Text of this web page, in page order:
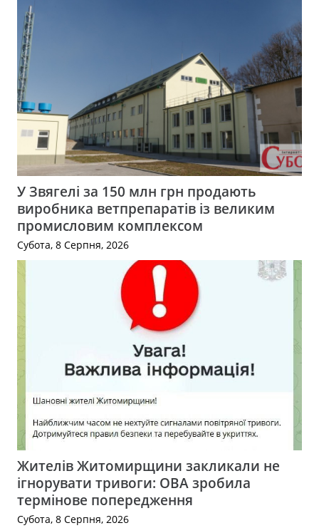
У Звягелі за 150 млн грн продають
виробника ветпрепаратів із великим
промисловим комплексом
Субота, 8 Серпня, 2026
Жителів Житомирщини закликали не
ігнорувати тривоги: ОВА зробила
термінове попередження
Субота, 8 Серпня, 2026